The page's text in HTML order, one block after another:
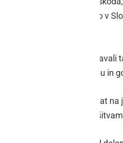
delu, prijeli 16 tujcev, ki so v
kriminalitete so
na bencinskem servisu in
in mir je bil kršen sedemkrat
policistov pomirili in s